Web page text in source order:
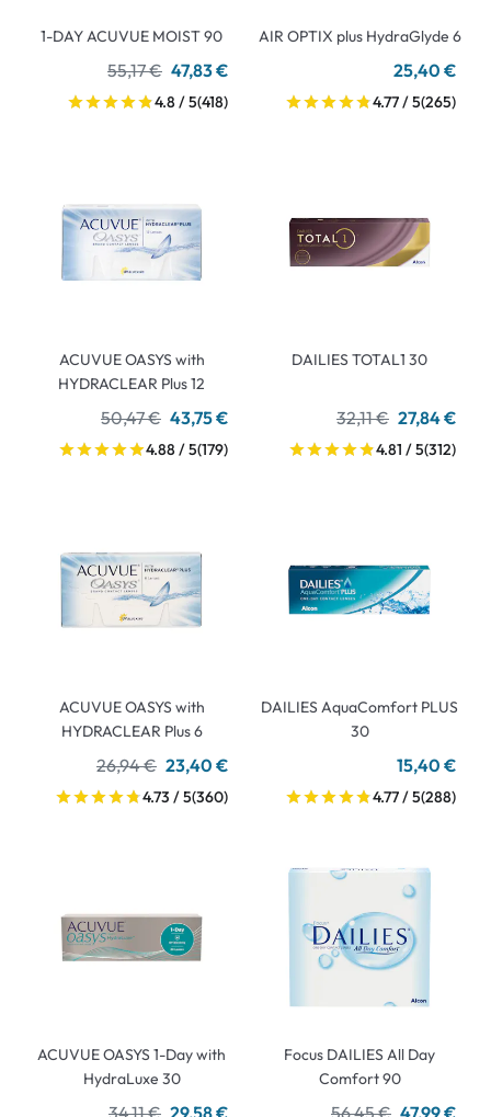
1-DAY ACUVUE MOIST 90
55,17 € 47,83 €
4.8 / 5(418)
AIR OPTIX plus HydraGlyde 6
25,40 €
4.77 / 5(265)
ACUVUE OASYS with
HYDRACLEAR Plus 12
50,47 € 43,75 €
4.88 / 5(179)
DAILIES TOTAL1 30
32,11 € 27,84 €
4.81 / 5(312)
ACUVUE OASYS with
HYDRACLEAR Plus 6
26,94 € 23,40 €
4.73 / 5(360)
DAILIES AquaComfort PLUS
30
15,40 €
4.77 / 5(288)
ACUVUE OASYS 1-Day with
HydraLuxe 30
34,11 € 29,58 €
Focus DAILIES All Day
Comfort 90
56,45 € 47,99 €